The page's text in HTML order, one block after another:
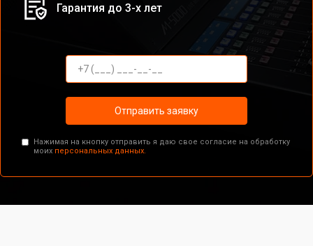
Гарантия до 3-х лет
Отправить заявку
Нажимая на кнопку отправить я даю свое согласие на обработку
моих персональных данных.